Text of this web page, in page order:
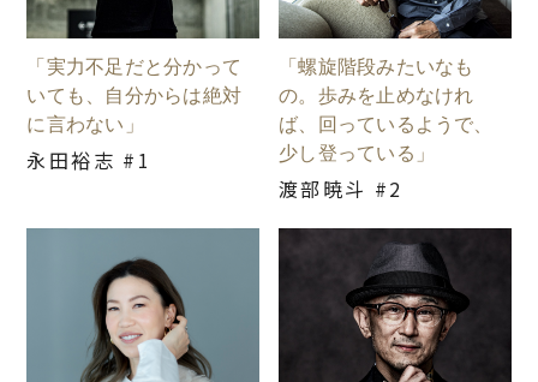
「実力不足だと分かって
いても、自分からは絶対
に言わない」
永田裕志 #1
「螺旋階段みたいなも
の。歩みを止めなけれ
ば、回っているようで、
少し登っている」
渡部暁斗 #2